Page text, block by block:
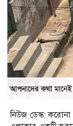
নিউজ ডেস্ক: করোনা